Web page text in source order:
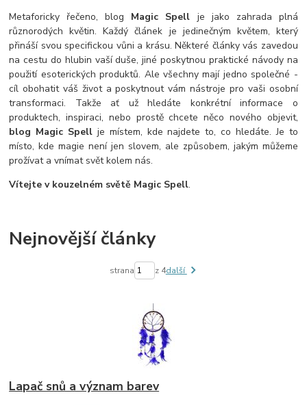
Metaforicky řečeno, blog Magic Spell je jako zahrada plná
různorodých květin. Každý článek je jedinečným květem, který
přináší svou specifickou vůni a krásu. Některé články vás zavedou
na cestu do hlubin vaší duše, jiné poskytnou praktické návody na
použití esoterických produktů. Ale všechny mají jedno společné -
cíl obohatit váš život a poskytnout vám nástroje pro vaši osobní
transformaci. Takže ať už hledáte konkrétní informace o
produktech, inspiraci, nebo prostě chcete něco nového objevit,
blog Magic Spellje místem, kde najdete to, co hledáte. Je to
místo, kde magie není jen slovem, ale způsobem, jakým můžeme
prožívat a vnímat svět kolem nás.
Vítejte v kouzelném světě Magic Spell.
Nejnovější články
strana z 4další
Lapač snů a význam barev